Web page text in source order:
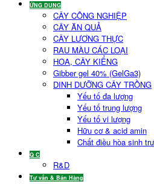
ỨNG DỤNG
CÂY CÔNG NGHIỆP
CÂY ĂN QUẢ
CÂY LƯƠNG THỰC
RAU MÀU CÁC LOẠI
HOA, CÂY KIỂNG
Gibber gel 40% (GelGa3)
DINH DƯỠNG CÂY TRỒNG
Yếu tố đa lượng
Yếu tố trung lượng
Yếu tố vi lượng
Hữu cơ & acid amin
Chất điều hòa sinh
Q C
R&D
Tư vấn & Bán Hàng